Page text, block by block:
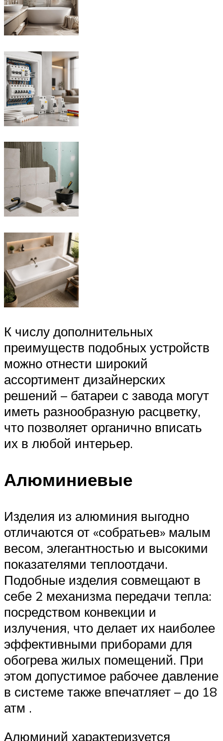
К числу дополнительных
преимуществ подобных устройств
можно отнести широкий
ассортимент дизайнерских
решений – батареи с завода могут
иметь разнообразную расцветку,
что позволяет органично вписать
их в любой интерьер.
Алюминиевые
Изделия из алюминия выгодно
отличаются от «собратьев» малым
весом, элегантностью и высокими
показателями теплоотдачи.
Подобные изделия совмещают в
себе 2 механизма передачи тепла:
посредством конвекции и
излучения, что делает их наиболее
эффективными приборами для
обогрева жилых помещений. При
этом допустимое рабочее давление
в системе также впечатляет – до 18
атм .
Алюминий характеризуется